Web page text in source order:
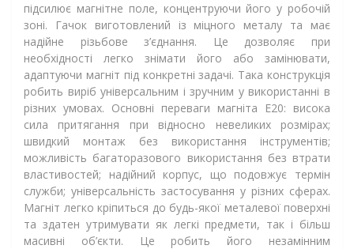
підсилює магнітне поле, концентруючи його у робочій
зоні. Гачок виготовлений із міцного металу та має
надійне різьбове з’єднання. Це дозволяє при
необхідності легко знімати його або замінювати,
адаптуючи магніт під конкретні задачі. Така конструкція
робить виріб універсальним і зручним у використанні в
різних умовах. Основні переваги магніта Е20: висока
сила притягання при відносно невеликих розмірах;
швидкий монтаж без використання інструментів;
можливість багаторазового використання без втрати
властивостей; надійний корпус, що подовжує термін
служби; універсальність застосування у різних сферах.
Магніт легко кріпиться до будь-якої металевої поверхні
та здатен утримувати як легкі предмети, так і більш
масивні об’єкти. Це робить його незамінним